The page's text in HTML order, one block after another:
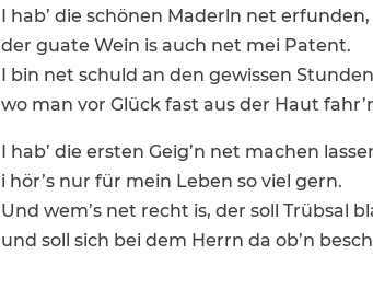
I hab’ die schönen Maderln net erfunden,
der guate Wein is auch net mei Patent.
I bin net schuld an den gewissen
wo man vor Glück fast aus der Haut
I hab’ die ersten Geig’n net machen
i hör’s nur für mein Leben so viel gern.
Und wem’s net recht is, der soll Trübsal
und soll sich bei dem Herrn da ob’n